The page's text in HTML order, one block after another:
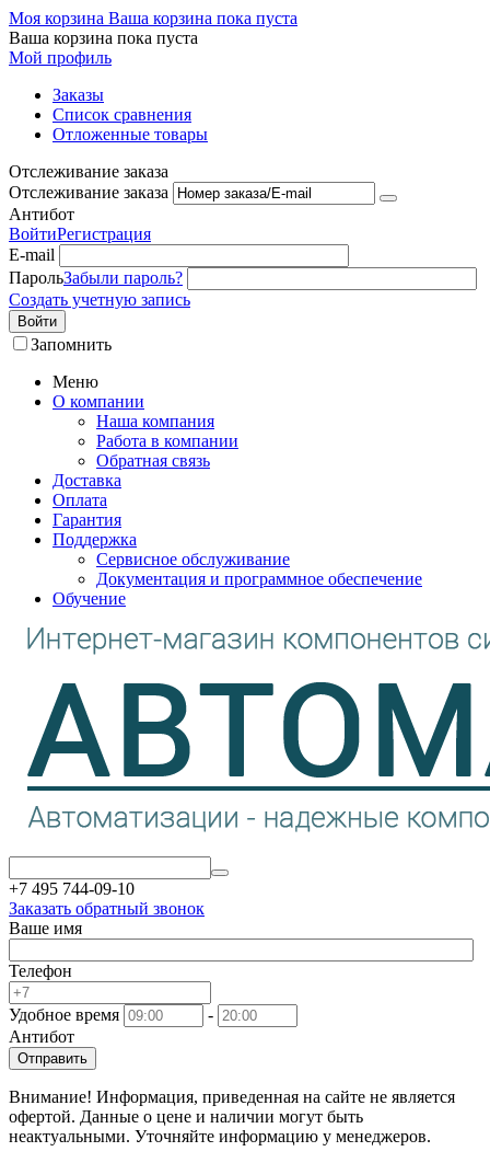
Моя корзина Ваша корзина пока пуста
Ваша корзина пока пуста
Мой профиль
Заказы
Список сравнения
Отложенные товары
Отслеживание заказа
Отслеживание заказа
Антибот
ВойтиРегистрация
E-mail
ПарольЗабыли пароль?
Создать учетную запись
Войти
Запомнить
Меню
О компании
Наша компания
Работа в компании
Обратная связь
Доставка
Оплата
Гарантия
Поддержка
Сервисное обслуживание
Документация и программное обеспечение
Обучение
+7 495 744-09-10
Заказать обратный звонок
Ваше имя
Телефон
Удобное время
-
Антибот
Отправить
Внимание! Информация, приведенная на сайте не является
офертой. Данные о цене и наличии могут быть
неактуальными. Уточняйте информацию у менеджеров.